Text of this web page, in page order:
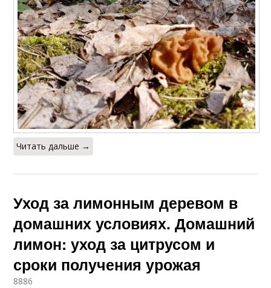
Читать дальше →
Уход за лимонным деревом в
домашних условиях. Домашний
лимон: уход за цитрусом и
сроки получения урожая
8886